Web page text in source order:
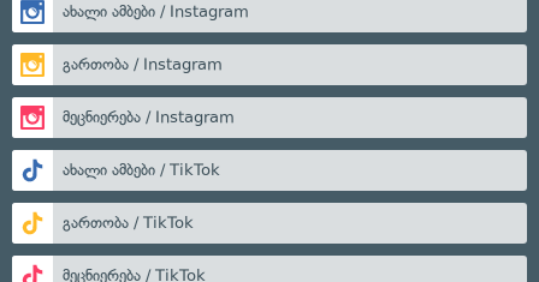
ახალი ამბები / Instagram
გართობა / Instagram
მეცნიერება / Instagram
ახალი ამბები / TikTok
გართობა / TikTok
მეცნიერება / TikTok